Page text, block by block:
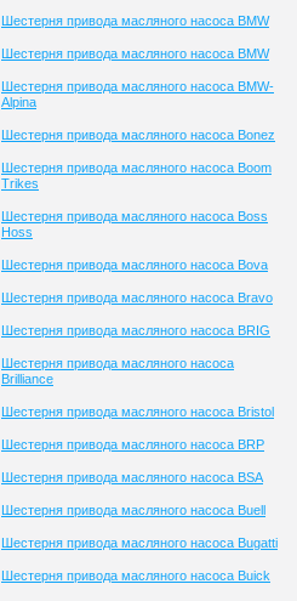
Шестерня привода масляного насоса BMW
Шестерня привода масляного насоса BMW
Шестерня привода масляного насоса BMW-
Alpina
Шестерня привода масляного насоса Bonez
Шестерня привода масляного насоса Boom
Trikes
Шестерня привода масляного насоса Boss
Hoss
Шестерня привода масляного насоса Bova
Шестерня привода масляного насоса Bravo
Шестерня привода масляного насоса BRIG
Шестерня привода масляного насоса
Brilliance
Шестерня привода масляного насоса Bristol
Шестерня привода масляного насоса BRP
Шестерня привода масляного насоса BSA
Шестерня привода масляного насоса Buell
Шестерня привода масляного насоса Bugatti
Шестерня привода масляного насоса Buick